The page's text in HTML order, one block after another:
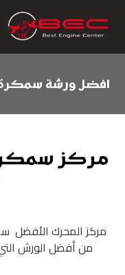
افضل ورشة سمكرة
مركز
مركز المحرك الأفضل
من أفضل الورش